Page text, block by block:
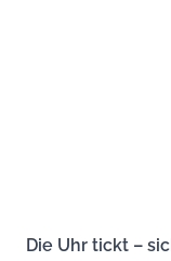
Die Uhr tickt –